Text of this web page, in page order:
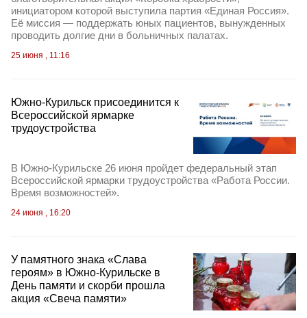
инициатором которой выступила партия «Единая Россия».
Её миссия — поддержать юных пациентов, вынужденных
проводить долгие дни в больничных палатах.
25 июня , 11:16
Южно-Курильск присоединится к
Всероссийской ярмарке
трудоустройства
В Южно-Курильске 26 июня пройдет федеральный этап
Всероссийской ярмарки трудоустройства «Работа России.
Время возможностей».
24 июня , 16:20
У памятного знака «Слава
героям» в Южно-Курильске в
День памяти и скорби прошла
акция «Свеча памяти»